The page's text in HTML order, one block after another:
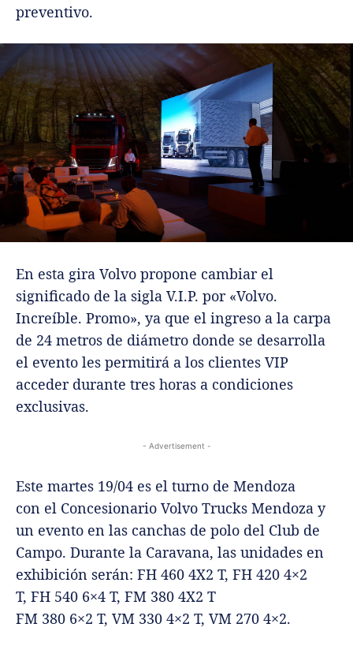
preventivo.
En esta gira Volvo propone cambiar el
significado de la sigla V.I.P. por «Volvo.
Increíble. Promo», ya que el ingreso a la carpa
de 24 metros de diámetro donde se desarrolla
el evento les permitirá a los clientes VIP
acceder durante tres horas a condiciones
exclusivas.
- Advertisement -
Este martes 19/04 es el turno de Mendoza
con el Concesionario Volvo Trucks Mendoza y
un evento en las canchas de polo del Club de
Campo. Durante la Caravana, las unidades en
exhibición serán: FH 460 4X2 T, FH 420 4×2
T, FH 540 6×4 T, FM 380 4X2 T
FM 380 6×2 T, VM 330 4×2 T, VM 270 4×2.